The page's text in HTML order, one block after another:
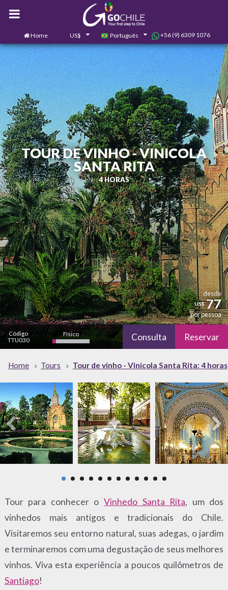
Home US$ Português +56 (9) 6309 1076
Contate-nos
TOUR DE VINHO - VINICOLA
SANTA RITA
4 HORAS
desde
US$ 77
por pessoa
Código
TTU030
Físico
bajo
Consulta Reservar
Home Tours Tour de vinho - Vinicola Santa Rita: 4 horas
Tour para conhecer o Vinhedo Santa Rita, um dos
vinhedos mais antigos e tradicionais do Chile.
Visitaremos seu entorno natural, suas adegas, o jardim
e terminaremos com uma degustação de seus melhores
vinhos. Viva esta experiência a poucos quilômetros de
Santiago!